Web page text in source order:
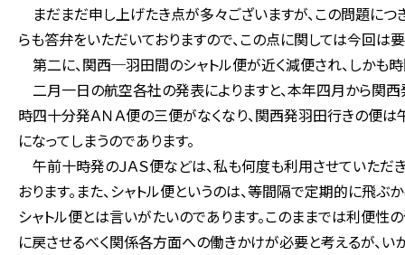
まだまだ申し上げたき点が多々ございますが、この問題につ
らも答弁をいただいておりますので、この点に関しては今回は
第二に、関西─羽田間のシャトル便が近く減便され、しかも
二月一日の航空各社の発表によりますと、本年四月から関西
時四十分発ＡＮＡ便の三便がなくなり、関西発羽田行きの便
になってしまうのであります。
午前十時発のＪＡＳ便などは、私も何度も利用させていただ
おります。また、シャトル便というのは、等間隔で定期的に飛ぶ
シャトル便とは言いがたいのであります。このままでは利便性
に戻させるべく関係各方面への働きかけが必要と考えるが、い